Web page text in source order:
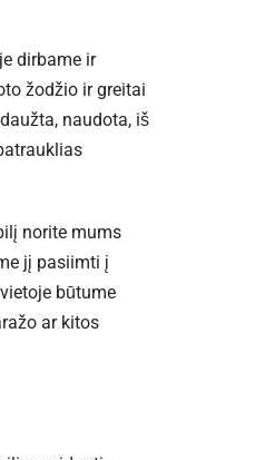
dirbame ir
žodžio ir greitai
naudota, iš
norite mums
jį pasiimti į
būtume
ar kitos